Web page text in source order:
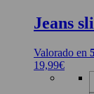
Jeans
Valorado en
19,99€